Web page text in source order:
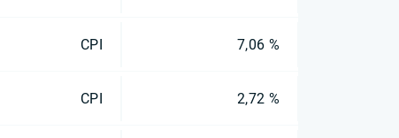
CPI 7,06 %
CPI 2,72 %